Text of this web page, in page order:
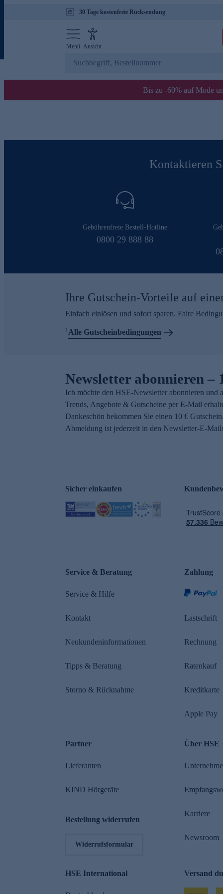
30 Tage kostenfreie Rücksendung
Menü Ansicht
Bis zu -60% auf Mode
Kontaktieren
Gebührenfreie Bestell-Hotline
0800 29 888 88
Ihre Gutschein-Vorteile auf
Einfach einlösen und sofort sparen. Faire
1Alle Gutscheinbedingungen
Newsletter abonnieren –
Ich möchte den HSE-Newsletter abonnieren und
Trends, Angebote & Gutscheine per E-Mail
Dankeschön bekommen Sie einen 10 €
Abmeldung ist jederzeit in den Newsletter-E-
Sicher einkaufen
Service & Beratung
Service & Hilfe
Kontakt
Neukundeninformationen
Tipps & Beratung
Storno & Rücknahme
Zahlung
Lastschrift
Rechnung
Ratenkauf
Kreditkarte
Apple Pay
Partner
Lieferanten
KIND Hörgeräte
Bestellung widerrufen
Widerrufsformular
Über HSE
Karriere
Newsroom
HSE International Versand